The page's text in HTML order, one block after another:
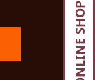
ONLINE SHOP